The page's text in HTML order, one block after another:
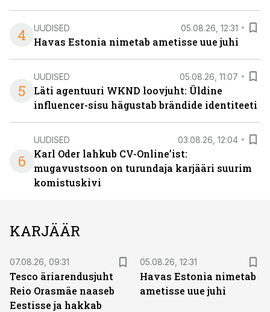
4 UUDISED 05.08.26, 12:31
Havas Estonia nimetab ametisse uue juhi
5
UUDISED 05.08.26, 11:07
Läti agentuuri WKND loovjuht: Üldine
influencer-sisu hägustab brändide identiteeti
6
UUDISED 03.08.26, 12:04
Karl Oder lahkub CV-Online’ist:
mugavustsoon on turundaja karjääri suurim
komistuskivi
KARJÄÄR
07.08.26, 09:31
Tesco äriarendusjuht
Reio Orasmäe naaseb
Eestisse ja hakkab
05.08.26, 12:31
Havas Estonia nimetab
ametisse uue juhi